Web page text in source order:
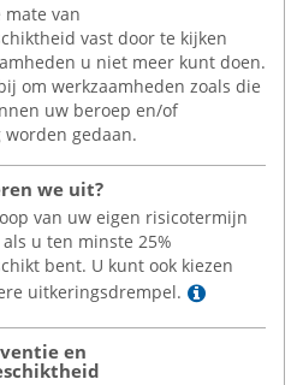
van
vast door te kijken
u niet meer kunt doen.
om werkzaamheden zoals die
uw beroep en/of
gedaan.
we uit?
van uw eigen risicotermijn
u ten minste 25%
bent. U kunt ook kiezen
uitkeringsdrempel.
Lees
en